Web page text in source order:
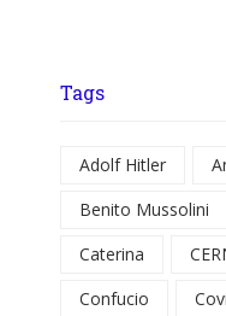
Tags
Adolf Hitler
Benito Mussolini
Caterina
Confucio